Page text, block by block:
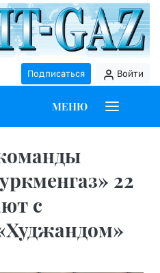
Подписаться Войти
МЕНЮ
22
с